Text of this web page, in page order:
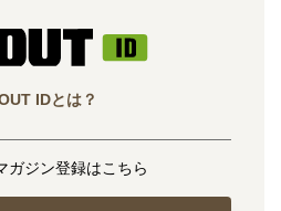
IDとは？
ガジン登録はこちら